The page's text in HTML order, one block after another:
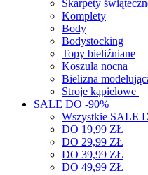
Skarpety
Komplety
Body
Bodystocking
Topy bieliźniane
Koszula nocna
Bielizna
Stroje kąpielowe
SALE DO -90%
Wszystkie SALE
DO 19,99 ZŁ
DO 29,99 ZŁ
DO 39,99 ZŁ
DO 49,99 ZŁ